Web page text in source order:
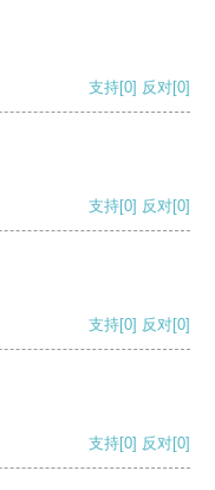
支持[0] 反对[0]
支持[0] 反对[0]
支持[0] 反对[0]
支持[0] 反对[0]